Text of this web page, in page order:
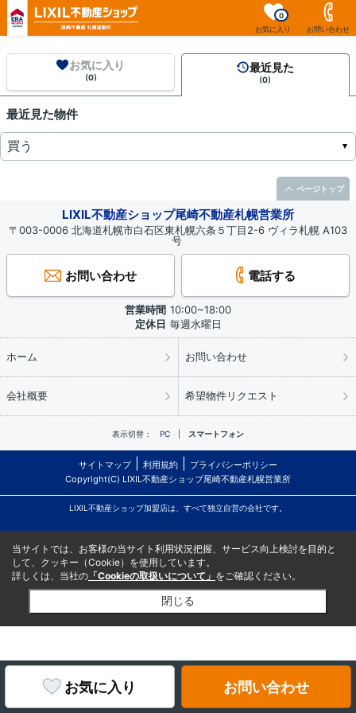
お気に入り
0
お問い合わせ
お気に入り
(0)
最近見た
(0)
最近見た物件
お気に入り お問い合わせ
LIXIL不動産ショップ尾崎不動産札幌営業所
〒003-0006 北海道札幌市白石区東札幌六条５丁目2-6 ヴィラ札幌 A103
号
お問い合わせ 電話する
営業時間 10:00~18:00
定休日 毎週水曜日
ホーム お問い合わせ
会社概要 希望物件リクエスト
表示切替： PC スマートフォン
サイトマップ 利用規約
プライバシーポリシー
Copyright(C) LIXIL不動産ショップ尾崎不動産札幌営業所
LIXIL不動産ショップ加盟店は、すべて独立自営の会社です。
ページトップ
当サイトでは、お客様の当サイト利用状況把握、サービス向上検討を目的と
して、クッキー（Cookie）を使用しています。
詳しくは、当社の 「Cookieの取扱いについて」 をご確認ください。
閉じる